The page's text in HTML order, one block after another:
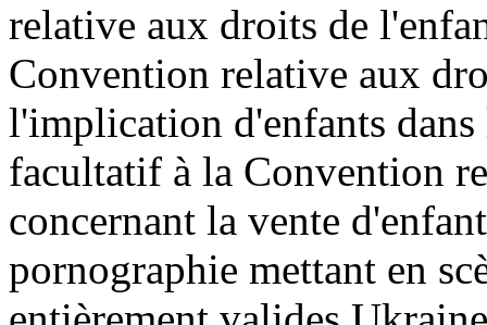
relative aux droits de
Convention relative aux
l'implication d'enfants
facultatif à la Convention
concernant la vente
pornographie mettant en